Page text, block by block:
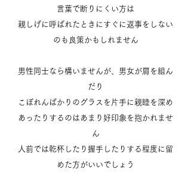
言葉で断りにくい方は
親しげに呼ばれたときにすぐに返事をしない
のも良策かもしれません
男性同士なら構いませんが、男女が肩を組ん
だり
こぼれんばかりのグラスを片手に親睦を深め
あったりするのはあまり好印象を抱かれませ
ん
人前では乾杯したり握手したりする程度に留
めた方がいいでしょう